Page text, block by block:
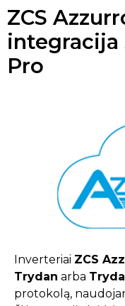
Pirkti
ZCS
integracija
Pro
Inverteriai ZCS
Trydan arba
protokolą,